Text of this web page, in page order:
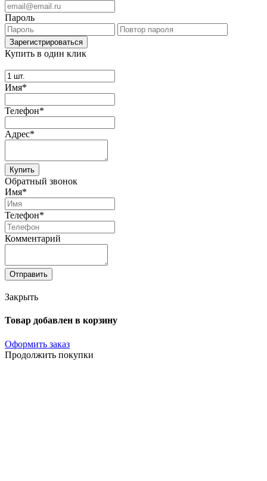
Пароль
Купить в один клик
Имя*
Телефон*
Адрес*
Купить
Обратный звонок
Имя*
Телефон*
Комментарий
Отправить
Закрыть
Товар добавлен в корзину
Оформить заказ
Продолжить покупки